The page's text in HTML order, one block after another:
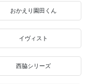
おかえり園田くん
イヴィスト
西脇シリーズ